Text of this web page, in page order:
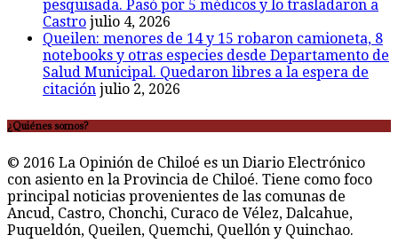
pesquisada. Pasó por 5 médicos y lo trasladaron a
Castro julio 4, 2026
Queilen: menores de 14 y 15 robaron camioneta, 8
notebooks y otras especies desde Departamento de
Salud Municipal. Quedaron libres a la espera de
citación julio 2, 2026
¿Quiénes somos?
© 2016 La Opinión de Chiloé es un Diario Electrónico
con asiento en la Provincia de Chiloé. Tiene como foco
principal noticias provenientes de las comunas de
Ancud, Castro, Chonchi, Curaco de Vélez, Dalcahue,
Puqueldón, Queilen, Quemchi, Quellón y Quinchao.